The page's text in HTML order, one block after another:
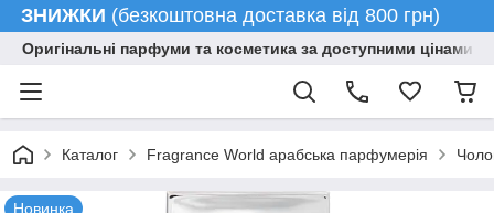
ЗНИЖКИ (безкоштовна доставка від 800 грн)
Оригінальні парфуми та косметика за доступними цінами
Каталог Fragrance World арабська парфумерія
Новинка